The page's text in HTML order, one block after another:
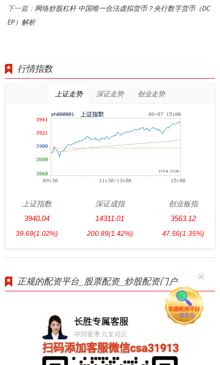
下一篇： 网络炒股杠杆 中国唯一合法虚拟货币？央行数字货币（DC
EP）解析
行情指数
上证走势 深证走势 创业走势
上证指数
3940.04
39.69(1.02%)
深证成指
14311.01
200.89(1.42%)
创业板指
3563.12
47.56(1.35%)
正规的配资平台_股票配资_炒股配资门户